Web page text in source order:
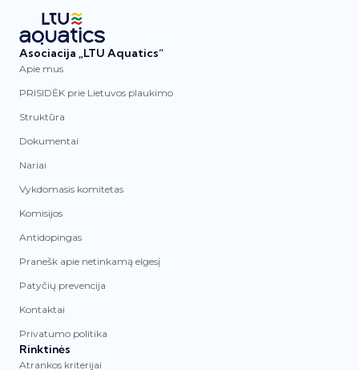
Asociacija „LTU Aquatics“
Apie mus
PRISIDĖK prie Lietuvos plaukimo
Struktūra
Dokumentai
Nariai
Vykdomasis komitetas
Komisijos
Antidopingas
Pranešk apie netinkamą elgesį
Patyčių prevencija
Kontaktai
Privatumo politika
Rinktinės
Atrankos kriterijai